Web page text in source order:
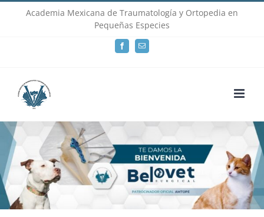
Academia Mexicana de Traumatología y Ortopedia en
Pequeñas Especies
FacebookEmail
Loading...